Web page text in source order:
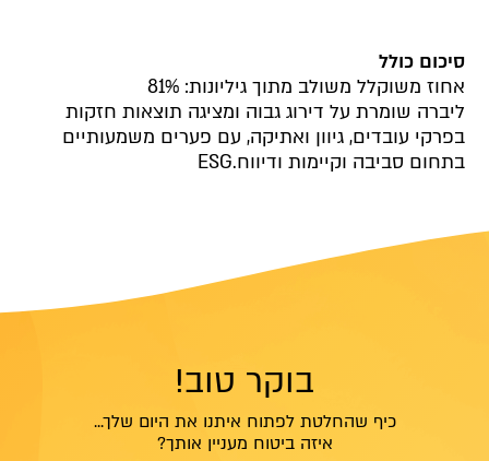
סיכום כולל
אחוז משוקלל משולב מתוך גיליונות: 81%
ליברה שומרת על דירוג גבוה ומציגה תוצאות חזקות
בפרקי עובדים, גיוון ואתיקה, עם פערים משמעותיים
בתחום סביבה וקיימות ודיווח.ESG
בוקר טוב!
כיף שהחלטת לפתוח איתנו את היום שלך...
איזה ביטוח מעניין אותך?